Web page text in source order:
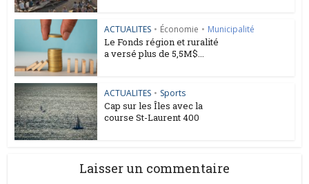
ACTUALITES • Économie • Municipalité
Le Fonds région et ruralité
a versé plus de 5,5M$...
ACTUALITES • Sports
Cap sur les Îles avec la
course St-Laurent 400
Laisser un commentaire